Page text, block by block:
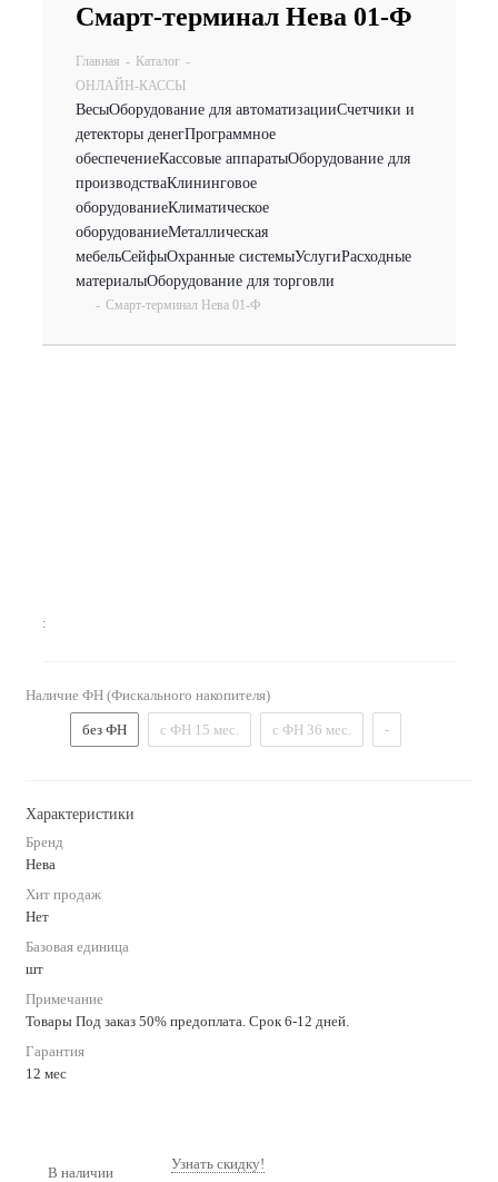
Смарт-терминал Нева 01-Ф
Главная - Каталог -
ОНЛАЙН-КАССЫ
ВесыОборудование для автоматизацииСчетчики и
детекторы денегПрограммное
обеспечениеКассовые аппаратыОборудование для
производстваКлининговое
оборудованиеКлиматическое
оборудованиеМеталлическая
мебельСейфыОхранные системыУслугиРасходные
материалыОборудование для торговли
- Смарт-терминал Нева 01-Ф
:
Наличие ФН (Фискального накопителя)
без ФН с ФН 15 мес. с ФН 36 мес. -
Характеристики
Бренд
Нева
Хит продаж
Нет
Базовая единица
шт
Примечание
Товары Под заказ 50% предоплата. Срок 6-12 дней.
Гарантия
12 мес
В наличии Узнать скидку!